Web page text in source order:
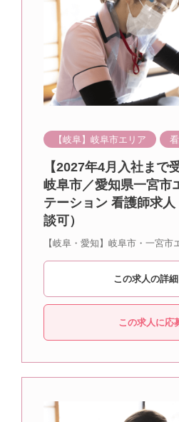
【岐阜】岐阜市エリア
【2027年4月入社まで
岐阜市／愛知県一宮市
テーション 看護師求人
談可）
【岐阜・愛知】岐阜市・一宮
この求人の詳
この求人に応